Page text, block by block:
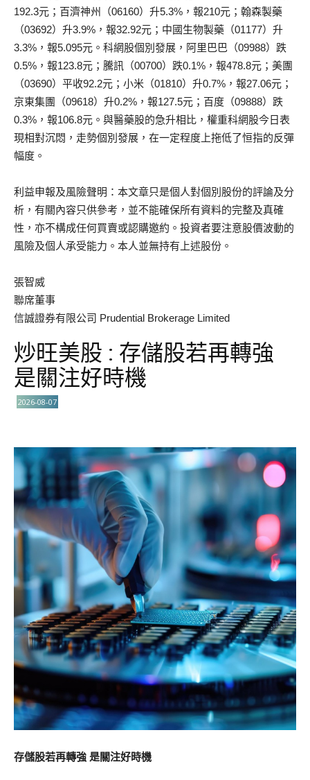
192.3元；百濟神州（06160）升5.3%，報210元；翰森製藥
（03692）升3.9%，報32.92元；中國生物製藥（01177）升
3.3%，報5.095元。科網股個別發展，阿里巴巴（09988）跌
0.5%，報123.8元；騰訊（00700）跌0.1%，報478.8元；美團
（03690）平收92.2元；小米（01810）升0.7%，報27.06元；
京東集團（09618）升0.2%，報127.5元；百度（09888）跌
0.3%，報106.8元。與醫藥股的急升相比，權重科網股今日表
現相對沉悶，走勢個別發展，在一定程度上拖低了恒指的反彈
幅度。
利益申報及風險聲明：本文章只是個人對個別股份的評論及分
析，有關內容只供參考，並不能確保所有資料的完整及真確
性，亦不構成任何買賣或認購邀約。投資者要注意股價波動的
風險及個人承受能力。本人並無持有上述股份。
張智威
聯席董事
信誠證券有限公司 Prudential Brokerage Limited
炒旺美股 : 存儲股若再轉強
是關注好時機
2026-08-07
存儲股若再轉強 是關注好時機